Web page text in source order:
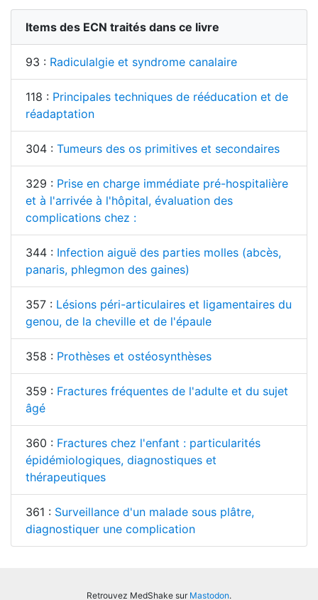
Items des ECN traités dans ce livre
93 : Radiculalgie et syndrome canalaire
118 : Principales techniques de rééducation et de
réadaptation
304 : Tumeurs des os primitives et secondaires
329 : Prise en charge immédiate pré-hospitalière
et à l'arrivée à l'hôpital, évaluation des
complications chez :
344 : Infection aiguë des parties molles (abcès,
panaris, phlegmon des gaines)
357 : Lésions péri-articulaires et ligamentaires du
genou, de la cheville et de l'épaule
358 : Prothèses et ostéosynthèses
359 : Fractures fréquentes de l'adulte et du sujet
âgé
360 : Fractures chez l'enfant : particularités
épidémiologiques, diagnostiques et
thérapeutiques
361 : Surveillance d'un malade sous plâtre,
diagnostiquer une complication
Retrouvez MedShake sur Mastodon.